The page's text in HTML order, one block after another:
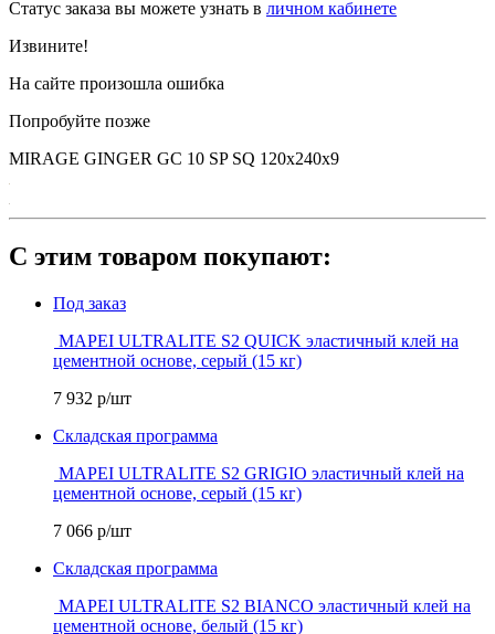
Статус заказа вы можете узнать в личном кабинете
Извините!
На сайте произошла ошибка
Попробуйте позже
MIRAGE GINGER GC 10 SP SQ 120х240х9
С этим товаром покупают:
Под заказ
MAPEI ULTRALITE S2 QUICK эластичный клей на
цементной основе, серый (15 кг)
7 932 р/шт
Складская программа
MAPEI ULTRALITE S2 GRIGIO эластичный клей на
цементной основе, серый (15 кг)
7 066 р/шт
Складская программа
MAPEI ULTRALITE S2 BIANCO эластичный клей на
цементной основе, белый (15 кг)